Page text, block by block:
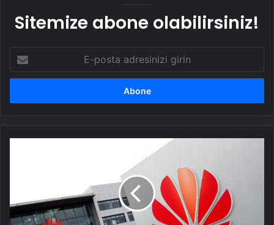
Sitemize abone olabilirsiniz!
posta
adresinizi
yatırımlarında
Samsung'u